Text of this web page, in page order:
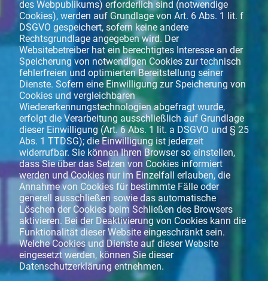
des Webpublikums) erforderlich sind (notwendige
Cookies), werden auf Grundlage von Art. 6 Abs. 1 lit. f
DSGVO gespeichert, sofern keine andere
Rechtsgrundlage angegeben wird. Der
Websitebetreiber hat ein berechtigtes Interesse an der
Speicherung von notwendigen Cookies zur technisch
fehlerfreien und optimierten Bereitstellung seiner
Dienste. Sofern eine Einwilligung zur Speicherung von
Cookies und vergleichbaren
Wiedererkennungstechnologien abgefragt wurde,
erfolgt die Verarbeitung ausschließlich auf Grundlage
dieser Einwilligung (Art. 6 Abs. 1 lit. a DSGVO und § 25
Abs. 1 TTDSG); die Einwilligung ist jederzeit
widerrufbar. Sie können Ihren Browser so einstellen,
dass Sie über das Setzen von Cookies informiert
werden und Cookies nur im Einzelfall erlauben, die
Annahme von Cookies für bestimmte Fälle oder
generell ausschließen sowie das automatische
Löschen der Cookies beim Schließen des Browsers
aktivieren. Bei der Deaktivierung von Cookies kann die
Funktionalität dieser Website eingeschränkt sein.
Welche Cookies und Dienste auf dieser Website
eingesetzt werden, können Sie dieser
Datenschutzerklärung entnehmen.